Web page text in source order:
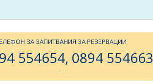
ЗА ЗАПИТВАНИЯ ЗА РЕЗЕРВАЦИИ
554654, 0894 554663
-